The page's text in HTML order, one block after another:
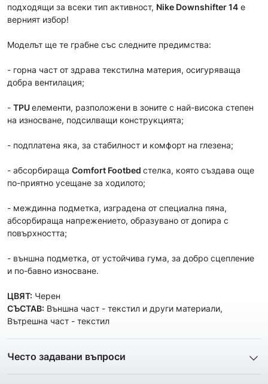
подходящи за всеки тип активност, Nike Downshifter 14 е
верният избор!
Моделът ще те грабне със следните предимства:
- горна част от здрава текстилна материя, осигуряваща
добра вентилация;
- TPUелементи, разположени в зоните с най-висока степен
на износване, подсилващи конструкцията;
- подплатена яка, за стабилност и комфорт на глезена;
- абсорбираща Comfort Footbed стелка, която създава още
по-приятно усещане за ходилото;
- междинна подметка, изградена от специална пяна,
абсорбираща напрежението, образувано от допира с
повърхността;
- външна подметка, от устойчива гума, за добро сцепление
и по-бавно износване.
ЦВЯТ: Черен
СЪСТАВ: Външна част - текстил и други материали,
Вътрешна част - текстил
Често задавани въпроси